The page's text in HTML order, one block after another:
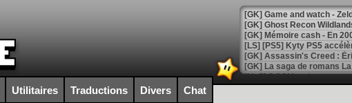
[Mo5] DOOM arrive en
[GK] Bethesda fête les 30
[GK] Roblox : l'action en
Utilitaires Traductions Divers Chat